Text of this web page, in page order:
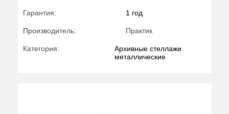
Гарантия: 1 год
Производитель: Практик
Категория:
Архивные стеллажи
металлические